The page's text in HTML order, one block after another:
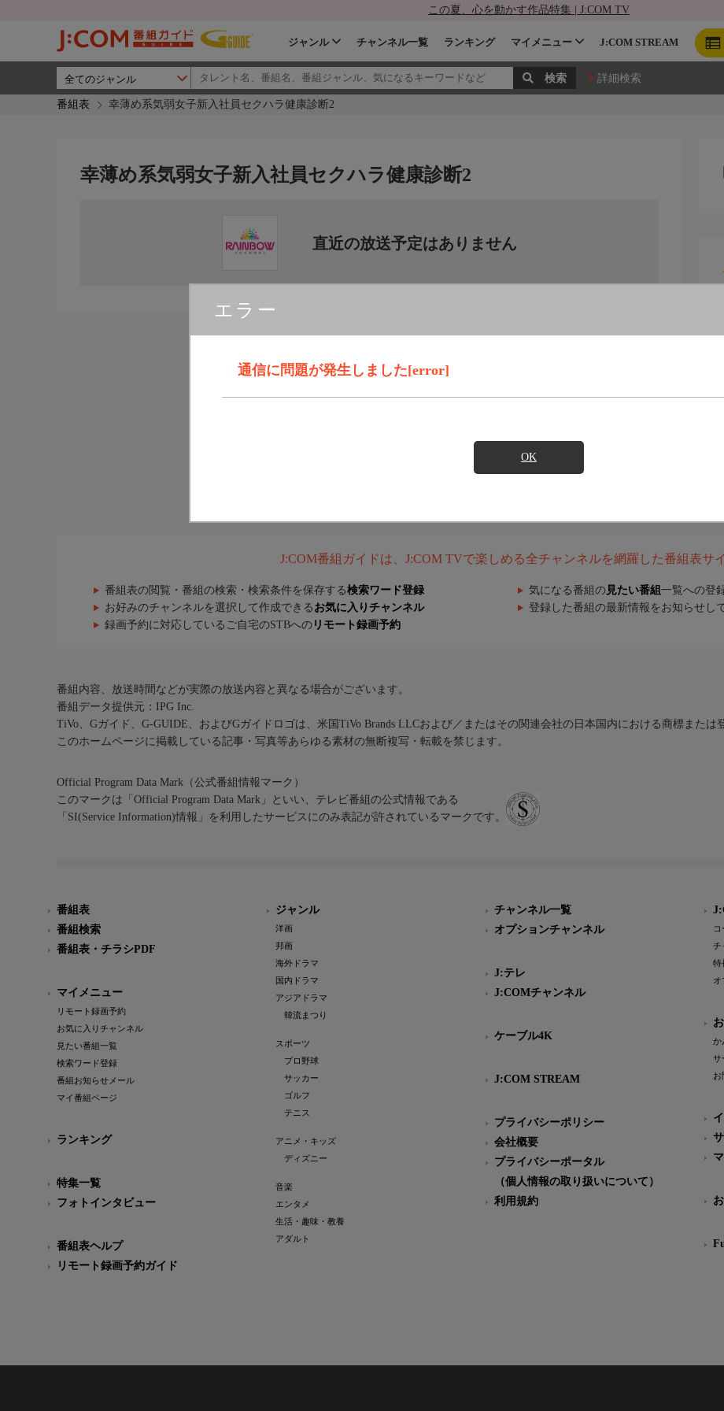
この夏、心を動かす作品特集 | J:COM TV
ジャンル チャンネル一覧 ランキング マイメニュー J:COM STREAM
詳細検索
番組表 幸薄め系気弱女子新入社員セクハラ健康診断2
エラー
通信に問題が発生しました[error]
OK
幸薄め系気弱女子新入社員セクハラ健康診断2
直近の放送予定はありません
J:COM番組ガイドは、J:COM TVで楽しめる全チャンネルを網羅した番組表サ
番組表の閲覧・番組の検索・検索条件を保存する検索ワード登録 気になる番組の 見たい番組 一覧への登
お好みのチャンネルを選択して作成できる お気に入りチャンネル 登録した番組の最新情報をお知らせし
録画予約に対応しているご自宅のSTBへの リモート録画予約
番組内容、放送時間などが実際の放送内容と異なる場合がございます。
番組データ提供元：IPG Inc.
TiVo、Gガイド、G-GUIDE、およびGガイドロゴは、米国TiVo Brands LLCおよび／またはその関連会社の日本国内における商標または
このホームページに掲載している記事・写真等あらゆる素材の無断複写・転載を禁じます。
Official Program Data Mark（公式番組情報マーク）
このマークは「Official Program Data Mark」といい、テレビ番組の公式情報である
「SI(Service Information)情報」を利用したサービスにのみ表記が許されているマークです。
番組表
番組検索
番組表・チラシPDF
マイメニュー
リモート録画予約
お気に入りチャンネル
見たい番組一覧
検索ワード登録
番組お知らせメール
マイ番組ページ
ランキング
特集一覧
フォトインタビュー
番組表ヘルプ
リモート録画予約ガイド
ジャンル
洋画
邦画
海外ドラマ
国内ドラマ
アジアドラマ
韓流まつり
スポーツ
プロ野球
サッカー
ゴルフ
テニス
アニメ・キッズ
ディズニー
音楽
エンタメ
生活・趣味・教養
アダルト
チャンネル一覧
オプションチャンネル
J:テレ
J:COMチャンネル
ケーブル4K
J:COM STREAM
プライバシーポリシー
会社概要
プライバシーポータル
（個人情報の取り扱いについて）
利用規約
チ
特
オ
か
サ
お